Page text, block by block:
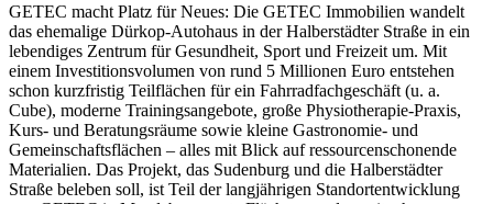
GETEC macht Platz für Neues: Die GETEC Immobilien wandelt
das ehemalige Dürkop‑Autohaus in der Halberstädter Straße in ein
lebendiges Zentrum für Gesundheit, Sport und Freizeit um. Mit
einem Investitionsvolumen von rund 5 Millionen Euro entstehen
schon kurzfristig Teilflächen für ein Fahrradfachgeschäft (u. a.
Cube), moderne Trainingsangebote, große Physiotherapie‑Praxis,
Kurs‑ und Beratungsräume sowie kleine Gastronomie- und
Gemeinschaftsflächen – alles mit Blick auf ressourcenschonende
Materialien. Das Projekt, das Sudenburg und die Halberstädter
Straße beleben soll, ist Teil der langjährigen Standortentwicklung